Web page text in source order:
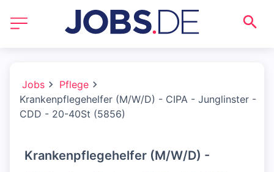
Jobs
Pflege
Krankenpflegehelfer (M/W/D) - CIPA - Junglinster -
CDD - 20-40St (5856)
Krankenpflegehelfer (M/W/D) -